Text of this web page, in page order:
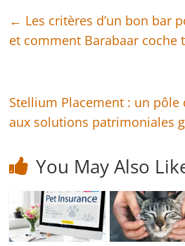
← Les critères d’un bon bar
et comment Barabaar coche
Stellium Placement : un pôle
aux solutions patrimoniales
You May Also